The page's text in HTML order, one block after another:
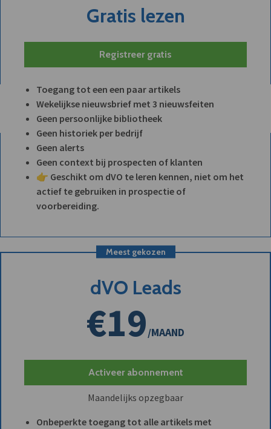
Gratis lezen
Registreer gratis
Toegang tot een een paar artikels
Wekelijkse nieuwsbrief met 3 nieuwsfeiten
Geen persoonlijke bibliotheek
Geen historiek per bedrijf
Geen alerts
Geen context bij prospecten of klanten
👉 Geschikt om dVO te leren kennen, niet om het
actief te gebruiken in prospectie of
voorbereiding.
Meest gekozen
dVO Leads
€19/MAAND
Activeer abonnement
Maandelijks opzegbaar
Onbeperkte toegang tot alle artikels met